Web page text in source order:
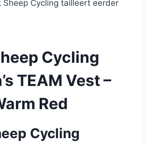
Sheep Cycling tailleert eerder
Cycling
TEAM Vest –
Red
Cycling